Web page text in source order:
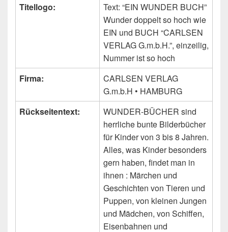
Titellogo:
Text: “EIN WUNDER BUCH”
Wunder doppelt so hoch wie
EIN und BUCH “CARLSEN
VERLAG G.m.b.H.”, einzeilig,
Nummer ist so hoch
Firma:
CARLSEN VERLAG
G.m.b.H • HAMBURG
Rückseitentext:
WUNDER-BÜCHER sind
herrliche bunte Bilderbücher
für Kinder von 3 bis 8 Jahren.
Alles, was Kinder besonders
gern haben, findet man in
ihnen : Märchen und
Geschichten von Tieren und
Puppen, von kleinen Jungen
und Mädchen, von Schiffen,
Eisenbahnen und